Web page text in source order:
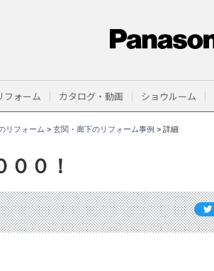
フォーム カタログ・動画 ショウルーム
リフォーム > 玄関・廊下のリフォーム事例 > 詳細
００！